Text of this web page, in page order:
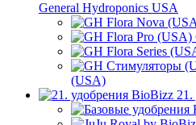
General Hydroponics USA
(USA)